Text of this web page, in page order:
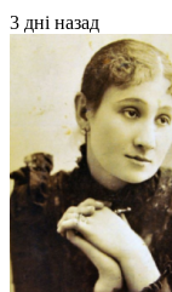
3 дні назад